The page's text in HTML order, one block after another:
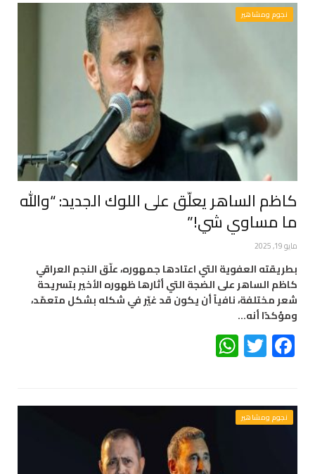
نجوم ومشاهير
كاظم الساهر يعلّق على اللوك الجديد: “والله
ما مساوي شي!”
مايو 19, 2025
بطريقته العفوية التي اعتادها جمهوره، علّق النجم العراقي
كاظم الساهر على الضجة التي أثارها ظهوره الأخير بتسريحة
شعر مختلفة، نافياً أن يكون قد غيّر في شكله بشكل متعمّد،
ومؤكدًا أنه…
Facebook
Twitter
نجوم ومشاهير